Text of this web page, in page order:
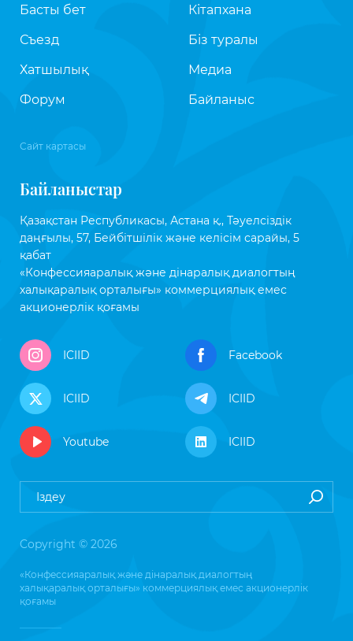
Басты бет
Съезд
Хатшылық
Форум
Кітапхана
Біз туралы
Медиа
Байланыс
Сайт картасы
Байланыстар
Қазақстан Республикасы, Астана қ., Тәуелсіздік
даңғылы, 57, Бейбітшілік және келісім сарайы, 5
қабат
«Конфессияаралық және дінаралық диалогтың
халықаралық орталығы» коммерциялық емес
акционерлік қоғамы
ICIID Facebook
ICIID ICIID
Youtube ICIID
Copyright © 2026
«Конфессияаралық және дінаралық диалогтың
халықаралық орталығы» коммерциялық емес акционерлік
қоғамы